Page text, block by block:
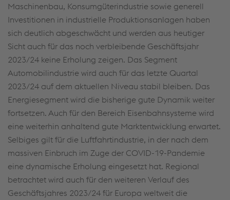
Maschinenbau, Konsumgüterindustrie sowie generell
Investitionen in industrielle Produktionsanlagen haben
sich deutlich abgeschwächt und werden aus heutiger
Sicht auch für das noch verbleibende Geschäftsjahr
2023/24 keine Erholung zeigen. Das Segment
Automobilindustrie wird auch für das letzte Quartal
2023/24 auf dem aktuellen Niveau stabil bleiben. Das
Energiesegment wird die bisherige gute Dynamik weiter
fortsetzen. Auch für den Bereich Eisenbahnsysteme wird
eine weiterhin anhaltend gute Marktentwicklung erwartet.
Selbiges gilt für die Luftfahrtindustrie, in der nach dem
massiven Einbruch im Zuge der COVID-19-Pandemie
eine dynamische Erholung eingesetzt hat. Regional
betrachtet wird auch für den weiteren Verlauf des
Geschäftsjahres 2023/24 für Europa weltweit die